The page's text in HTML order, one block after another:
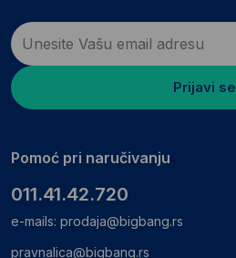
Prijavi se
Pomoć pri naručivanju
011.41.42.720
e-mails: prodaja@bigbang.rs
pravnalica@bigbang.rs